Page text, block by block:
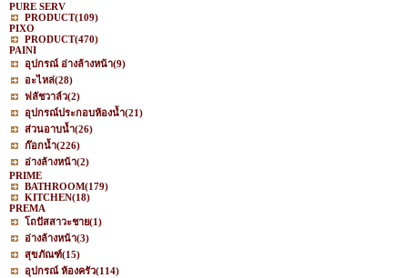
PURE SERV
PRODUCT(109)
PIXO
PRODUCT(470)
PAINI
อุปกรณ์ อ่างล้างหน้า(9)
อะไหล่(28)
ฟลัชวาล์ว(2)
อุปกรณ์ประกอบห้องน้ำ(21)
ส่วนอาบน้ำ(26)
ก๊อกน้ำ(226)
อ่างล้างหน้า(2)
PRIME
BATHROOM(179)
KITCHEN(18)
PREMA
โถปัสสาวะชาย(1)
อ่างล้างหน้า(3)
สุขภัณฑ์(15)
อุปกรณ์ ห้องครัว(114)